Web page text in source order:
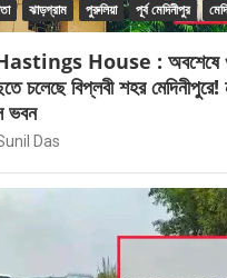
ঝাড়গ্রাম পুরুলিয়া পূর্ব মেদিনীপুর
House : অবশেষে
চলেছে বিপ্লবী শহর
ভবন
Das